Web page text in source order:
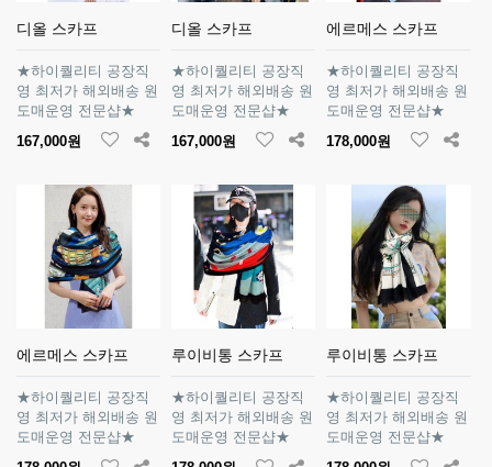
디올 스카프
★하이퀄리티 공장직
영 최저가 해외배송 원
도매운영 전문샵★
167,000원
디올 스카프
★하이퀄리티 공장직
영 최저가 해외배송 원
도매운영 전문샵★
167,000원
에르메스 스카프
★하이퀄리티 공장직
영 최저가 해외배송 원
도매운영 전문샵★
178,000원
에르메스 스카프
★하이퀄리티 공장직
영 최저가 해외배송 원
도매운영 전문샵★
루이비통 스카프
★하이퀄리티 공장직
영 최저가 해외배송 원
도매운영 전문샵★
루이비통 스카프
★하이퀄리티 공장직
영 최저가 해외배송 원
도매운영 전문샵★